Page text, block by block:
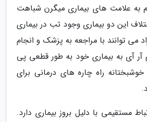
به علامت های بیماری میگرن شباهت
این دو بیماری وجود تب در بیماری
می توانند با مراجعه به پزشک و انجام
آی به بیماری خود به طور قطعی پی
خوشبختانه راه چاره های درمانی برای
مستقیمی با دلیل بروز بیماری دارد.